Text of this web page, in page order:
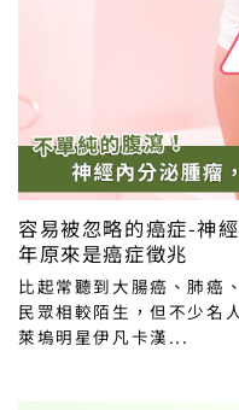
容易被忽略的癌症-神
年原來是癌症徵兆
比起常聽到大腸癌、肺癌
民眾相較陌生，但不少名
萊塢明星伊凡卡漢...